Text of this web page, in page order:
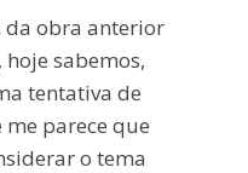
da obra anterior
sabemos,
tentativa de
parece que
o tema